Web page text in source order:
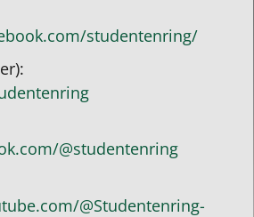
studentenring/
@studentenring
@Studentenring-